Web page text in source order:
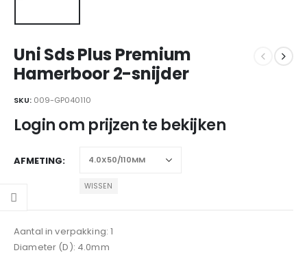
Uni Sds Plus Premium
Hamerboor 2-snijder
SKU: 009-GP040110
Login om prijzen te bekijken
AFMETING
WISSEN
Aantal in verpakking: 1
Diameter (D): 4.0mm